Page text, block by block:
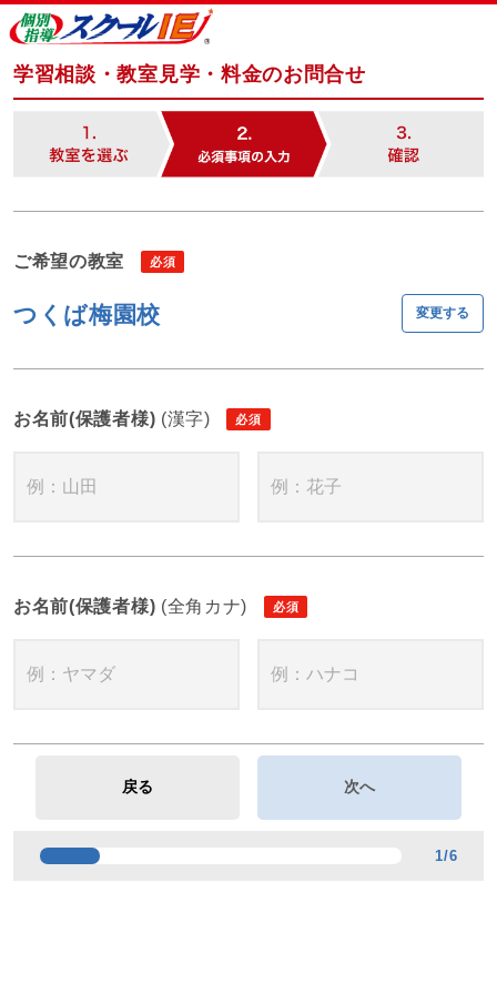
学習相談・教室見学・料金のお問合せ
ご希望の教室
つくば梅園校 変更する
お名前(保護者様) (漢字)
お名前(保護者様) (全角カナ)
1/6